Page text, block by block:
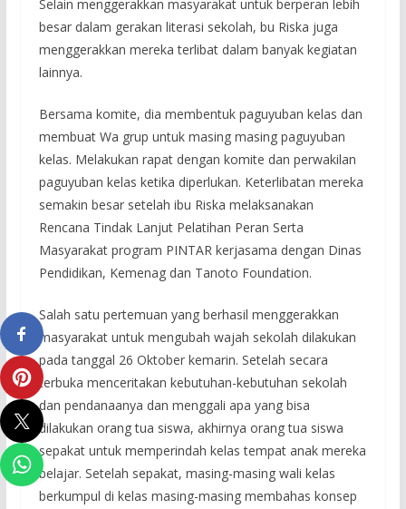
Selain menggerakkan masyarakat untuk berperan lebih
besar dalam gerakan literasi sekolah, bu Riska juga
menggerakkan mereka terlibat dalam banyak kegiatan
lainnya.
Bersama komite, dia membentuk paguyuban kelas dan
membuat Wa grup untuk masing masing paguyuban
kelas. Melakukan rapat dengan komite dan perwakilan
paguyuban kelas ketika diperlukan. Keterlibatan mereka
semakin besar setelah ibu Riska melaksanakan
Rencana Tindak Lanjut Pelatihan Peran Serta
Masyarakat program PINTAR kerjasama dengan Dinas
Pendidikan, Kemenag dan Tanoto Foundation.
Salah satu pertemuan yang berhasil menggerakkan
masyarakat untuk mengubah wajah sekolah dilakukan
pada tanggal 26 Oktober kemarin. Setelah secara
terbuka menceritakan kebutuhan-kebutuhan sekolah
dan pendanaanya dan menggali apa yang bisa
dilakukan orang tua siswa, akhirnya orang tua siswa
sepakat untuk memperindah kelas tempat anak mereka
belajar. Setelah sepakat, masing-masing wali kelas
berkumpul di kelas masing-masing membahas konsep